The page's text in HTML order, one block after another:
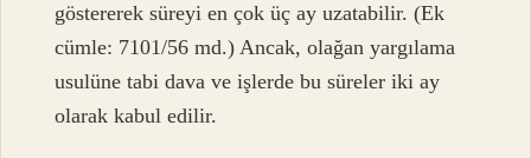
göstererek süreyi en çok üç ay uzatabilir. (Ek
cümle: 7101/56 md.) Ancak, olağan yargılama
usulüne tabi dava ve işlerde bu süreler iki ay
olarak kabul edilir.